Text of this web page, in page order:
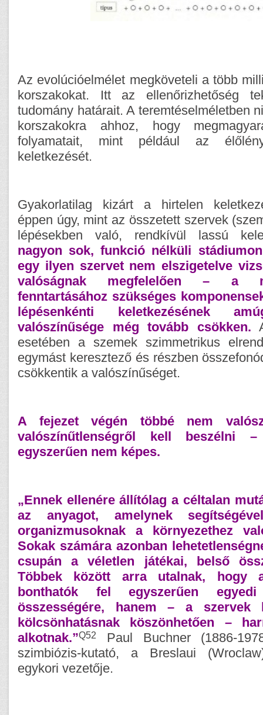
Az evolúcióelmélet megköveteli a több
korszakokat. Itt az ellenőrizhetőség
tudomány határait. A teremtéselméletben
korszakokra ahhoz, hogy
folyamatait, mint például az
keletkezését.
Gyakorlatilag kizárt a hirtelen
éppen úgy, mint az összetett szervek
lépésekben való, rendkívül lassú
nagyon sok, funkció nélküli
egy ilyen szervet nem elszigetelve
valóságnak megfelelően – a
fenntartásához szükséges
lépésenkénti keletkezésének
valószínűsége még tovább csökken.
esetében a szemek szimmetrikus
egymást keresztező és részben
csökkentik a valószínűséget.
A fejezet végén többé nem
valószínűtlenségről kell beszélni
egyszerűen nem képes.
„Ennek ellenére állítólag a céltalan
az anyagot, amelynek
organizmusoknak a környezethez
Sokak számára azonban
csupán a véletlen játékai, belső
Többek között arra utalnak, hogy
bonthatók fel egyszerűen egyedi
összességére, hanem – a szervek
kölcsönhatásnak köszönhetően –
alkotnak.”Q52
Paul Buchner (1886-
szimbiózis-kutató, a Breslaui
egykori vezetője.